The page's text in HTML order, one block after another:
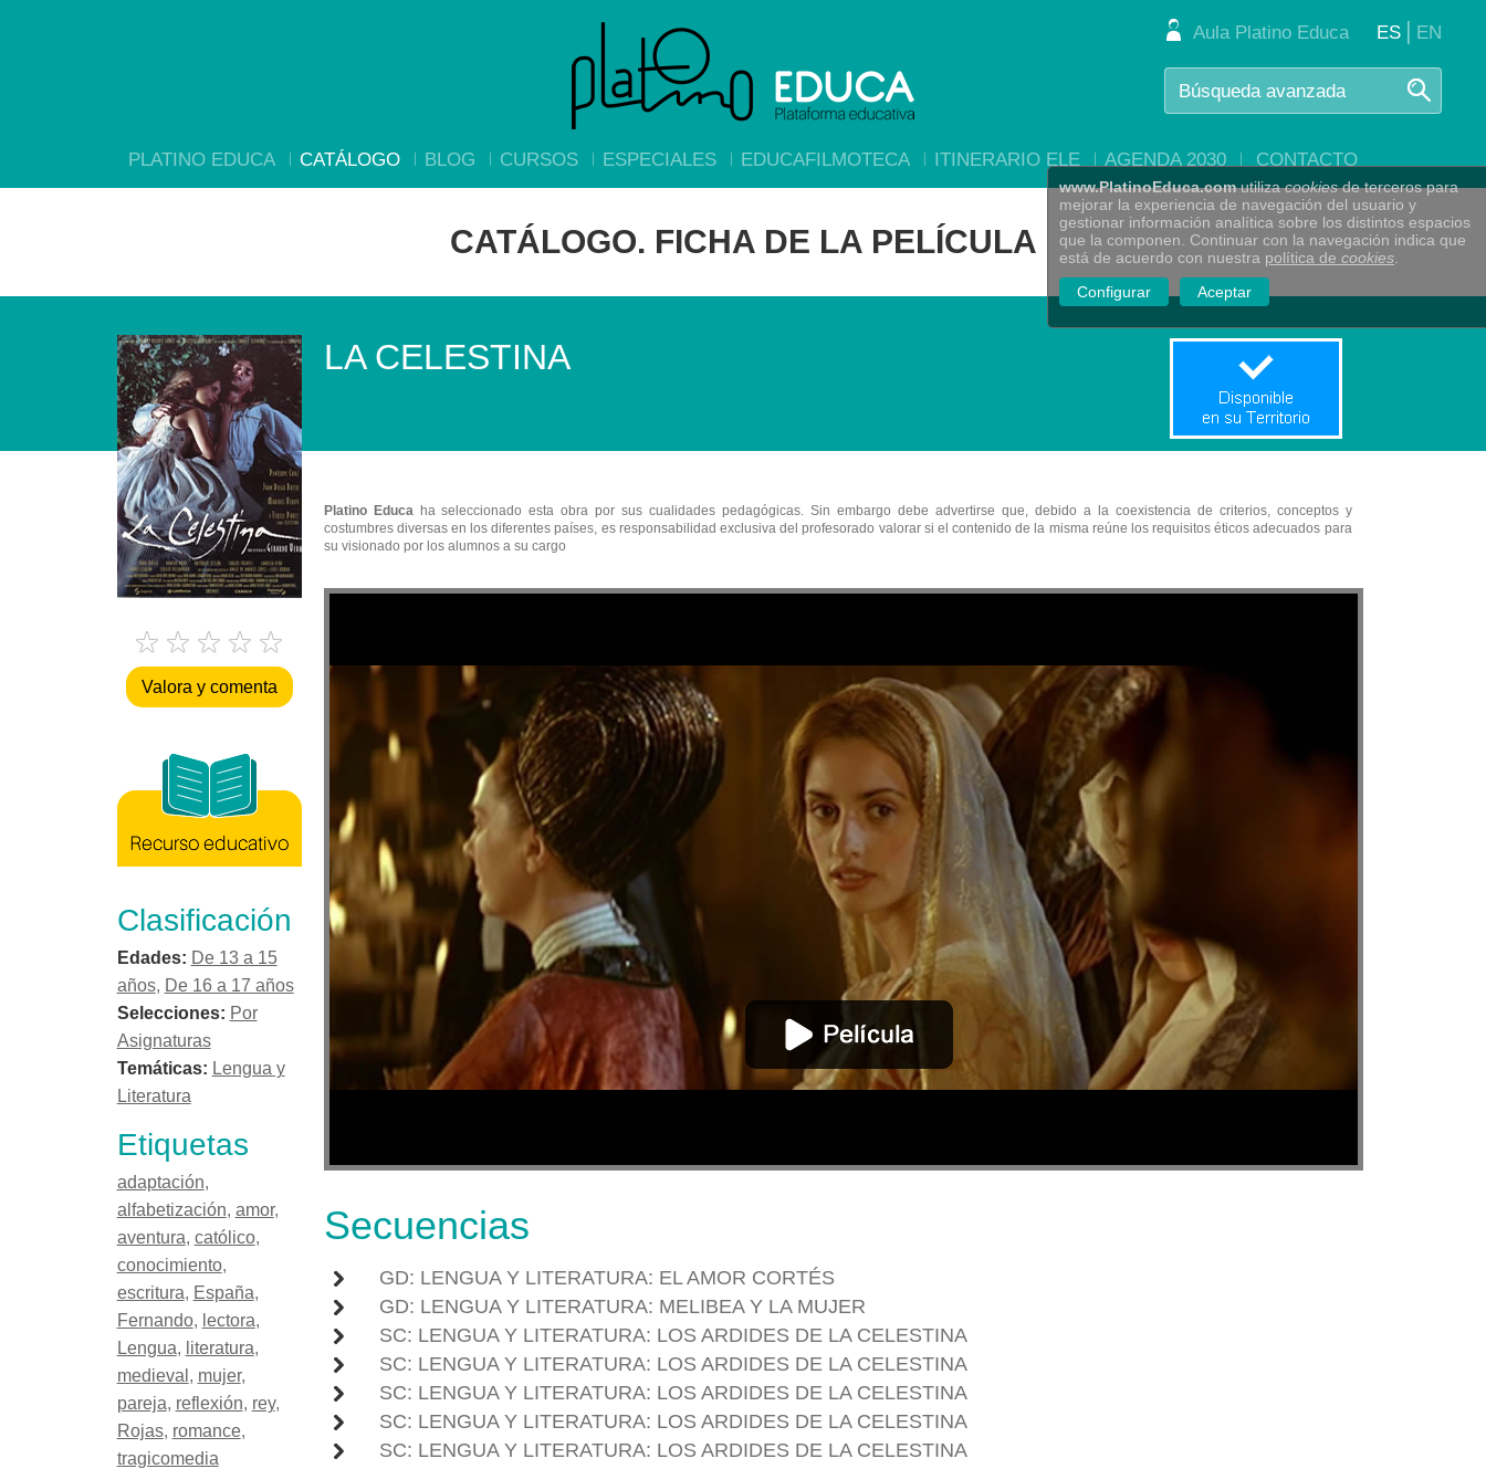
www.PlatinoEduca.comutilizacookiesde terceros para
mejorar la experiencia de navegación del usuario y
gestionar información analítica sobre los distintos espacios
que la componen. Continuar con la navegación indica que
está de acuerdo con nuestra política de cookies
Configurar
Aceptar
ES | EN
Aula Platino Educa
PLATINO EDUCA CATÁLOGO BLOG CURSOS ESPECIALES EDUCAFILMOTECA ITINERARIO ELE AGENDA 2030 CONTACTO
CATÁLOGO. FICHA DE LA PELÍCULA
Valora y comenta
Clasificación
Edades: De 13 a 15
años, De 16 a 17 años
Selecciones: Por
Asignaturas
Temáticas: Lengua y
Literatura
Etiquetas
adaptación,
alfabetización, amor,
aventura, católico,
conocimiento,
escritura, España,
Fernando, lectora,
Lengua, literatura,
medieval , mujer,
pareja, reflexión, rey,
Rojas, romance,
tragicomedia
LA CELESTINA
Platino Educaha seleccionado esta obra por sus cualidades pedagógicas. Sin embargo debe advertirse que, debido a la coexistencia de criterios, conceptos y
costumbres diversas en los diferentes países, es responsabilidad exclusiva del profesorado valorar si el contenido de la misma reúne los requisitos éticos adecuados para
su visionado por los alumnos a su cargo
Secuencias
GD: LENGUA Y LITERATURA: EL AMOR CORTÉS
GD: LENGUA Y LITERATURA: MELIBEA Y LA MUJER
SC: LENGUA Y LITERATURA: LOS ARDIDES DE LA CELESTINA
SC: LENGUA Y LITERATURA: LOS ARDIDES DE LA CELESTINA
SC: LENGUA Y LITERATURA: LOS ARDIDES DE LA CELESTINA
SC: LENGUA Y LITERATURA: LOS ARDIDES DE LA CELESTINA
SC: LENGUA Y LITERATURA: LOS ARDIDES DE LA CELESTINA